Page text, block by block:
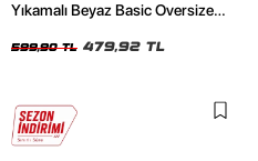
Yıkamalı Beyaz Basic Oversize
599,90 TL 479,92 TL